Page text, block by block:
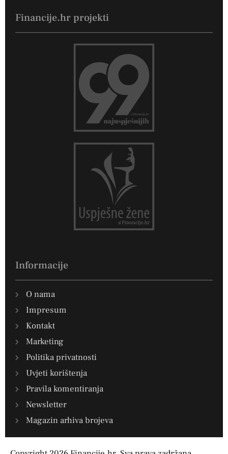
Financije.hr projekti
Informacije
O nama
Impresum
Kontakt
Marketing
Politika privatnosti
Uvjeti korištenja
Pravila komentiranja
Newsletter
Magazin arhiva brojeva